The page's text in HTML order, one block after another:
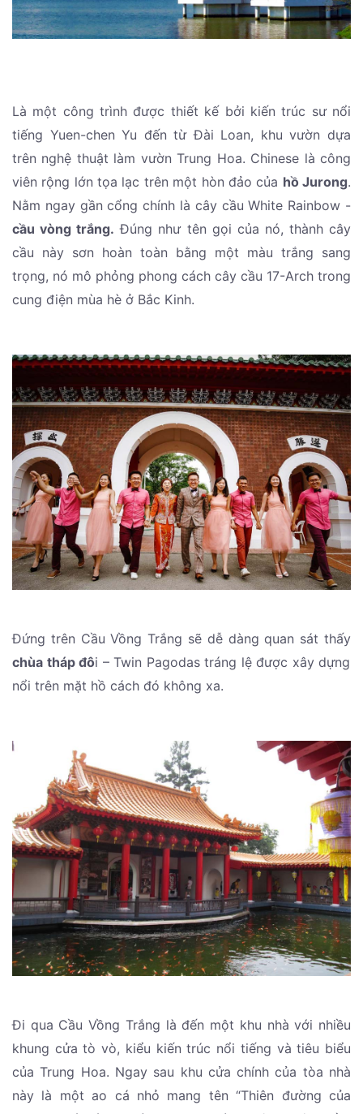
Là một công trình được thiết kế bởi kiến trúc sư nổi
tiếng Yuen-chen Yu đến từ Đài Loan, khu vườn dựa
trên nghệ thuật làm vườn Trung Hoa. Chinese là công
viên rộng lớn tọa lạc trên một hòn đảo của hồ Jurong.
Nằm ngay gần cổng chính là cây cầu White Rainbow -
cầu vòng trắng. Đúng như tên gọi của nó, thành cây
cầu này sơn hoàn toàn bằng một màu trắng sang
trọng, nó mô phỏng phong cách cây cầu 17-Arch trong
cung điện mùa hè ở Bắc Kinh.
Đứng trên Cầu Vồng Trắng sẽ dễ dàng quan sát thấy
chùa tháp đôi – Twin Pagodas tráng lệ được xây dựng
nổi trên mặt hồ cách đó không xa.
Đi qua Cầu Vồng Trắng là đến một khu nhà với nhiều
khung cửa tò vò, kiểu kiến trúc nổi tiếng và tiêu biểu
của Trung Hoa. Ngay sau khu cửa chính của tòa nhà
này là một ao cá nhỏ mang tên “Thiên đường của